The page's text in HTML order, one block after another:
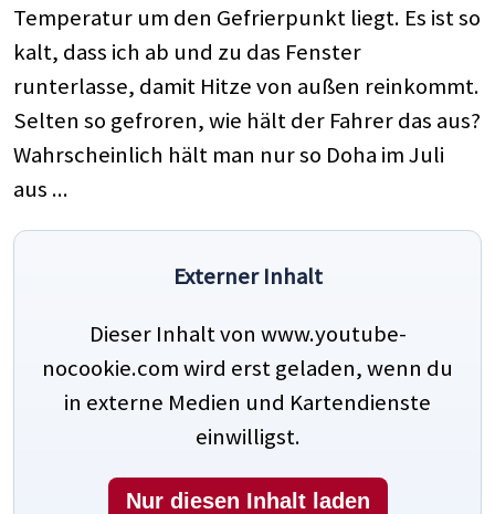
Temperatur um den Gefrierpunkt liegt. Es ist so
kalt, dass ich ab und zu das Fenster
runterlasse, damit Hitze von außen reinkommt.
Selten so gefroren, wie hält der Fahrer das aus?
Wahrscheinlich hält man nur so Doha im Juli
aus ...
Externer Inhalt
Dieser Inhalt von www.youtube-
nocookie.com wird erst geladen, wenn du
in externe Medien und Kartendienste
einwilligst.
Nur diesen Inhalt laden